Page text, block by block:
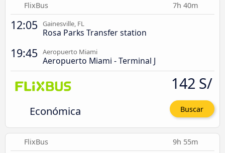
FlixBus 7h 40m
12:05 Gainesville, FL
Rosa Parks Transfer station
19:45 Aeropuerto Miami
Aeropuerto Miami - Terminal J
Económica
142 S/
Buscar
FlixBus 9h 55m